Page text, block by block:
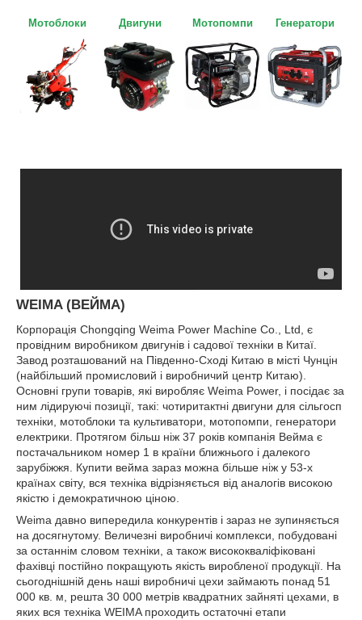
Мотоблоки Двигуни Мотопомпи Генератори
WEIMA (ВЕЙМА)
Корпорація Chongqing Weima Power Machine Co., Ltd, є
провідним виробником двигунів і садової техніки в Китаї.
Завод розташований на Південно-Сході Китаю в місті Чунцін
(найбільший промисловий і виробничий центр Китаю).
Основні групи товарів, які виробляє Weima Power, і посідає за
ним лідируючі позиції, такі: чотиритактні двигуни для сільгосп
техніки, мотоблоки та культиватори, мотопомпи, генератори
електрики. Протягом більш ніж 37 років компанія Вейма є
постачальником номер 1 в країни ближнього і далекого
зарубіжжя. Купити вейма зараз можна більше ніж у 53-х
країнах світу, вся техніка відрізняється від аналогів високою
якістю і демократичною ціною.
Weima давно випередила конкурентів і зараз не зупиняється
на досягнутому. Величезні виробничі комплекси, побудовані
за останнім словом техніки, а також висококваліфіковані
фахівці постійно покращують якість виробленої продукції. На
сьогоднішній день наші виробничі цехи займають понад 51
000 кв. м, решта 30 000 метрів квадратних зайняті цехами, в
яких вся техніка WEIMA проходить остаточні етапи